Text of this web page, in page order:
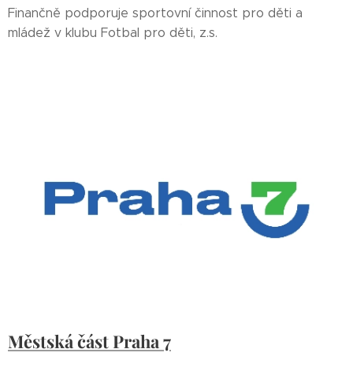
Finančně podporuje sportovní činnost pro děti a
mládež v klubu Fotbal pro děti, z.s.
Městská část Praha 7